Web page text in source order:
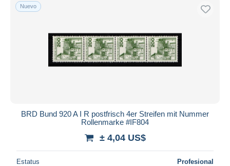
Nuevo
BRD Bund 920 A I R postfrisch 4er Streifen mit Nummer
Rollenmarke #IF804
± 4,04 US$
Estatus Profesional